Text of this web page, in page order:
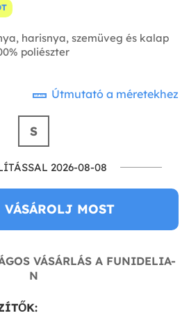
harisnya, szemüveg és kalap
poliészter
Útmutató a méretekhez
S
2026-08-08
VÁSÁROLJ MOST
VÁSÁRLÁS A FUNIDELIA-
N